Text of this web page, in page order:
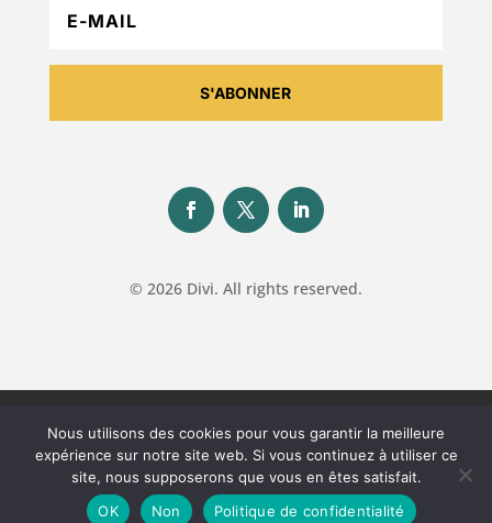
S'ABONNER
© 2026 Divi. All rights reserved.
Conception et réalisation ACPPE
Nous utilisons des cookies pour vous garantir la meilleure
expérience sur notre site web. Si vous continuez à utiliser ce
site, nous supposerons que vous en êtes satisfait.
OK
Non Politique de confidentialité